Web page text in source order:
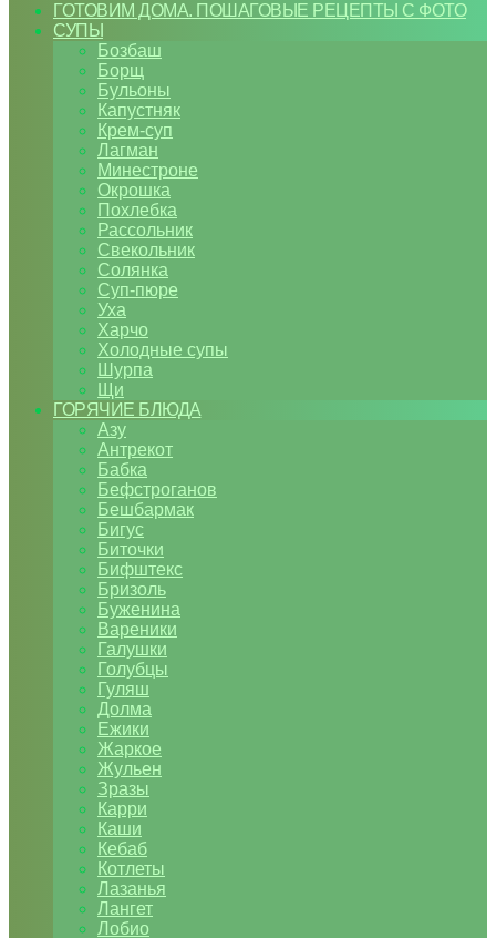
ГОТОВИМ ДОМА. ПОШАГОВЫЕ РЕЦЕПТЫ С ФОТО
СУПЫ
Бозбаш
Борщ
Бульоны
Капустняк
Крем-суп
Лагман
Минестроне
Окрошка
Похлебка
Рассольник
Свекольник
Солянка
Суп-пюре
Уха
Харчо
Холодные супы
Шурпа
Щи
ГОРЯЧИЕ БЛЮДА
Азу
Антрекот
Бабка
Бефстроганов
Бешбармак
Бигус
Биточки
Бифштекс
Бризоль
Буженина
Вареники
Галушки
Голубцы
Гуляш
Долма
Ежики
Жаркое
Жульен
Зразы
Карри
Каши
Кебаб
Котлеты
Лазанья
Лангет
Лобио